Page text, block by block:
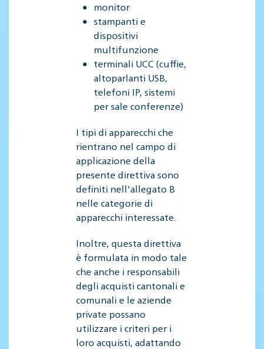
monitor
stampanti e
dispositivi
multifunzione
terminali UCC (cuffie,
altoparlanti USB,
telefoni IP, sistemi
per sale conferenze)
I tipi di apparecchi che
rientrano nel campo di
applicazione della
presente direttiva sono
definiti nell'allegato B
nelle categorie di
apparecchi interessate.
Inoltre, questa direttiva
è formulata in modo tale
che anche i responsabili
degli acquisti cantonali e
comunali e le aziende
private possano
utilizzare i criteri per i
loro acquisti, adattando